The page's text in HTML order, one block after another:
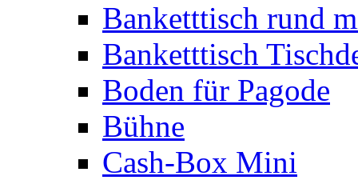
Banketttisch rund
Banketttisch
Boden für Pagode
Bühne
Cash-Box Mini